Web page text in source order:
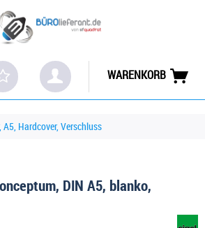
WARENKORB
A5, Hardcover, Verschluss
DIN A5, blanko,